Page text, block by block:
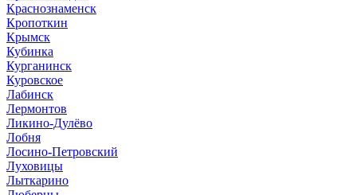
Краснознаменск
Кропоткин
Крымск
Кубинка
Курганинск
Куровское
Лабинск
Лермонтов
Ликино-Дулёво
Лобня
Лосино-Петровский
Луховицы
Лыткарино